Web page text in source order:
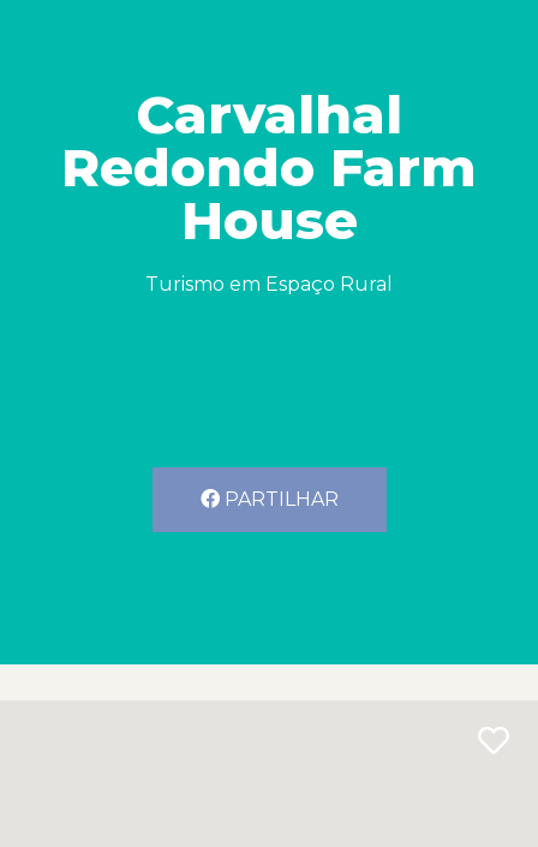
Carvalhal
Redondo Farm
House
Turismo em Espaço Rural
PARTILHAR